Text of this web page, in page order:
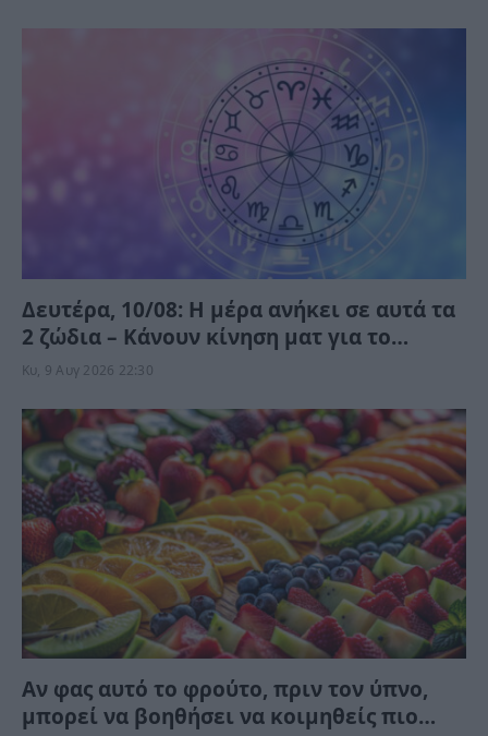
Δευτέρα, 10/08: Η μέρα ανήκει σε αυτά τα
2 ζώδια – Κάνουν κίνηση ματ για το
μέλλον
Κυ, 9 Αυγ 2026 22:30
Αν φας αυτό το φρούτο, πριν τον ύπνο,
μπορεί να βοηθήσει να κοιμηθείς πιο